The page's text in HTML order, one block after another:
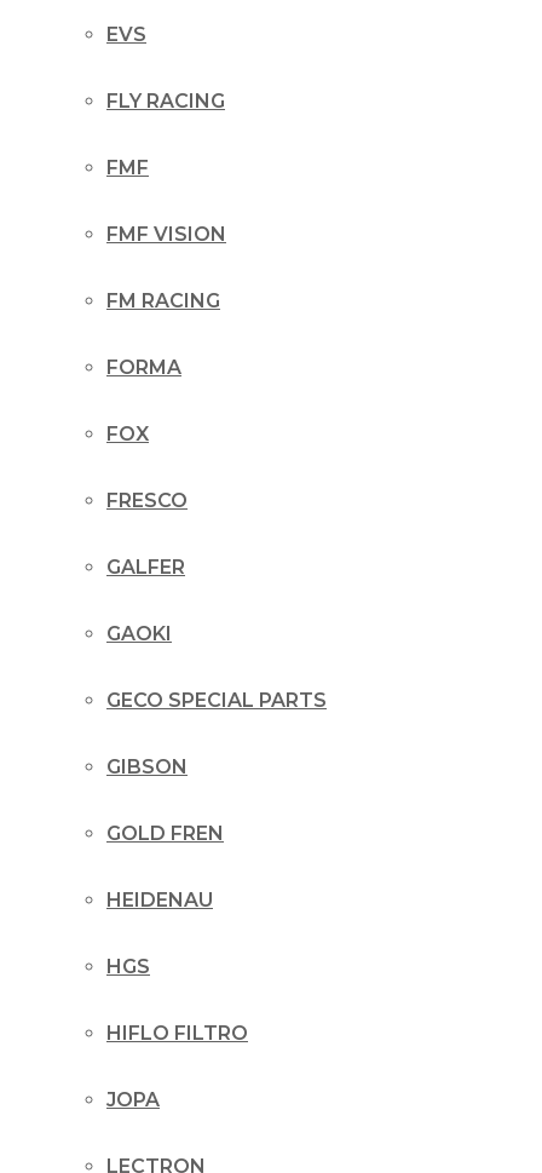
EVS
FLY RACING
FMF
FMF VISION
FM RACING
FORMA
FOX
FRESCO
GALFER
GAOKI
GECO SPECIAL PARTS
GIBSON
GOLD FREN
HEIDENAU
HGS
HIFLO FILTRO
JOPA
LECTRON